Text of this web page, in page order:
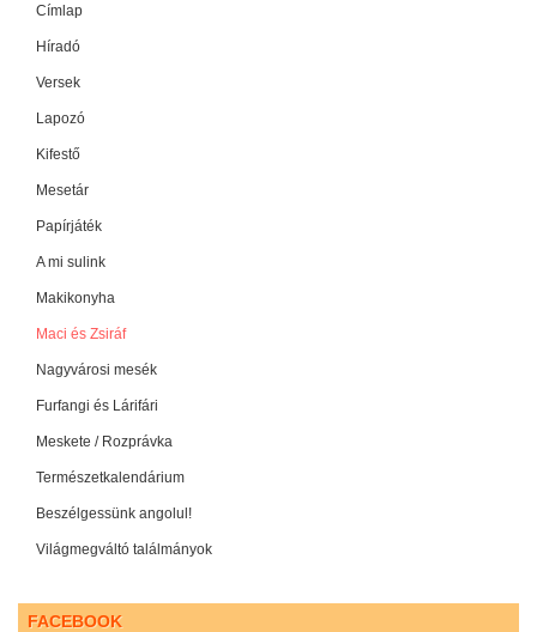
Címlap
Híradó
Versek
Lapozó
Kifestő
Mesetár
Papírjáték
A mi sulink
Makikonyha
Maci és Zsiráf
Nagyvárosi mesék
Furfangi és Lárifári
Meskete / Rozprávka
Természetkalendárium
Beszélgessünk angolul!
Világmegváltó találmányok
FACEBOOK